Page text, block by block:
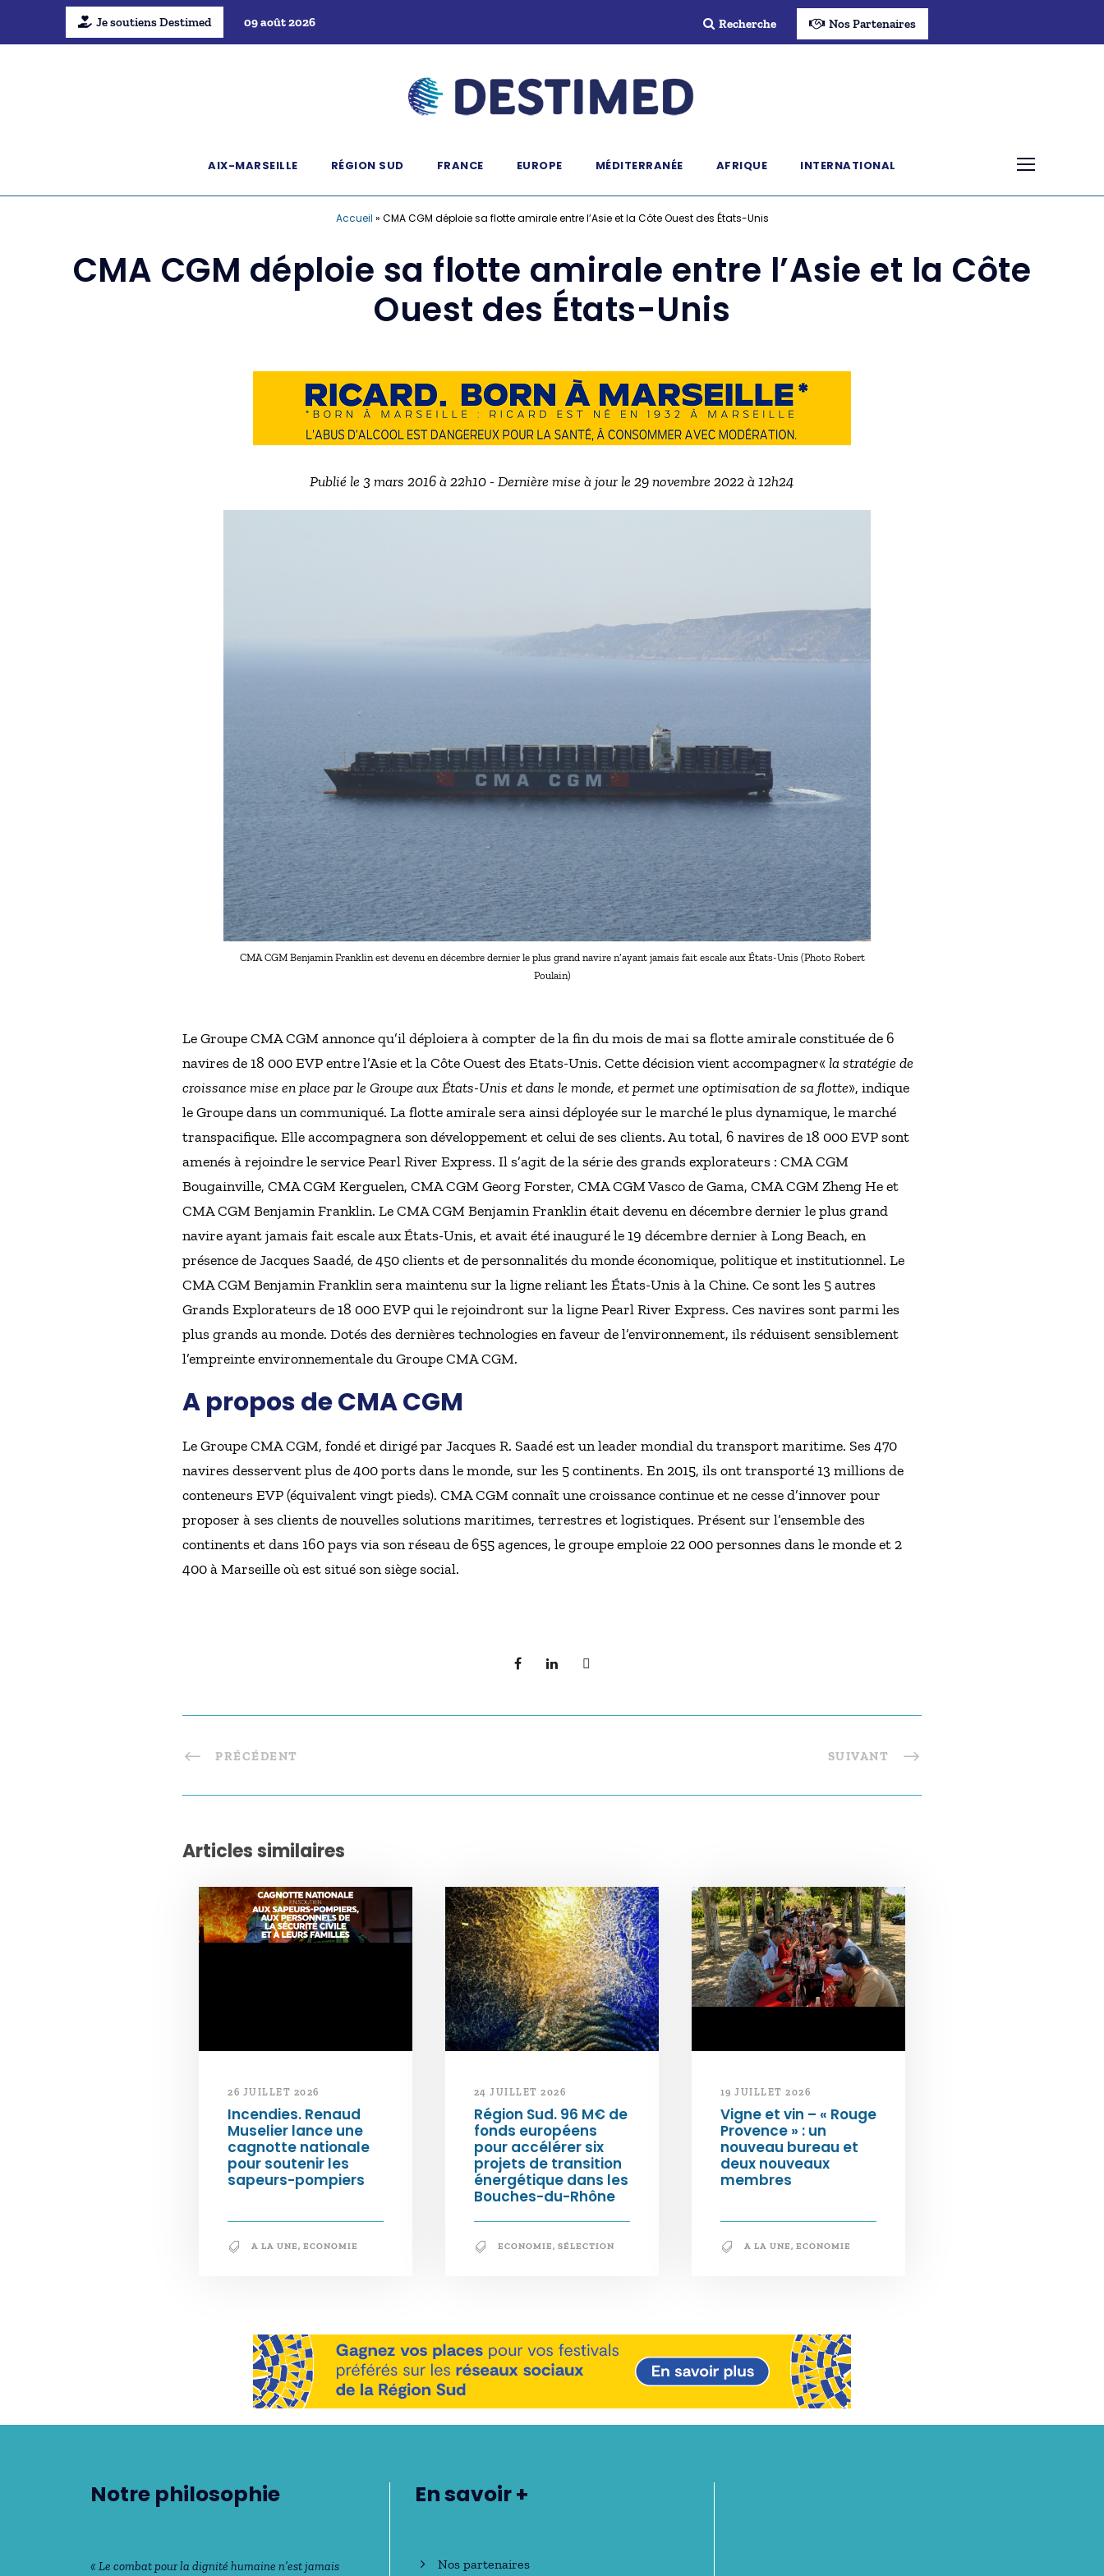
Je soutiens Destimed 09 août 2026 Recherche Nos Partenaires
AIX-MARSEILLE RÉGION SUD FRANCE EUROPE MÉDITERRANÉE AFRIQUE INTERNATIONAL
Accueil » CMA CGM déploie sa flotte amirale entre l’Asie et la Côte Ouest des États-Unis
CMA CGM déploie sa flotte amirale entre l’Asie et la Côte
Ouest des États-Unis
Publié le 3 mars 2016 à 22h10 - Dernière mise à jour le 29 novembre 2022 à 12h24
CMA CGM Benjamin Franklin est devenu en décembre dernier le plus grand navire n’ayant jamais fait escale aux États-Unis (Photo Robert
Poulain)
Le Groupe CMA CGM annonce qu’il déploiera à compter de la fin du mois de mai sa flotte amirale constituée de 6
navires de 18 000 EVP entre l’Asie et la Côte Ouest des Etats-Unis. Cette décision vient accompagner« la stratégie de
croissance mise en place par le Groupe aux États-Unis et dans le monde, et permet une optimisation de sa flotte», indique
le Groupe dans un communiqué. La flotte amirale sera ainsi déployée sur le marché le plus dynamique, le marché
transpacifique. Elle accompagnera son développement et celui de ses clients. Au total, 6 navires de 18 000 EVP sont
amenés à rejoindre le service Pearl River Express. Il s’agit de la série des grands explorateurs : CMA CGM
Bougainville, CMA CGM Kerguelen, CMA CGM Georg Forster, CMA CGM Vasco de Gama, CMA CGM Zheng He et
CMA CGM Benjamin Franklin. Le CMA CGM Benjamin Franklin était devenu en décembre dernier le plus grand
navire ayant jamais fait escale aux États-Unis, et avait été inauguré le 19 décembre dernier à Long Beach, en
présence de Jacques Saadé, de 450 clients et de personnalités du monde économique, politique et institutionnel. Le
CMA CGM Benjamin Franklin sera maintenu sur la ligne reliant les États-Unis à la Chine. Ce sont les 5 autres
Grands Explorateurs de 18 000 EVP qui le rejoindront sur la ligne Pearl River Express. Ces navires sont parmi les
plus grands au monde. Dotés des dernières technologies en faveur de l’environnement, ils réduisent sensiblement
l’empreinte environnementale du Groupe CMA CGM.
A propos de CMA CGM
Le Groupe CMA CGM, fondé et dirigé par Jacques R. Saadé est un leader mondial du transport maritime. Ses 470
navires desservent plus de 400 ports dans le monde, sur les 5 continents. En 2015, ils ont transporté 13 millions de
conteneurs EVP (équivalent vingt pieds). CMA CGM connaît une croissance continue et ne cesse d’innover pour
proposer à ses clients de nouvelles solutions maritimes, terrestres et logistiques. Présent sur l’ensemble des
continents et dans 160 pays via son réseau de 655 agences, le groupe emploie 22 000 personnes dans le monde et 2
400 à Marseille où est situé son siège social.
PRÉCÉDENT SUIVANT
Articles similaires
26 JUILLET 2026
Incendies. Renaud
Muselier lance une
cagnotte nationale
pour soutenir les
sapeurs-pompiers
A LA UNE, ECONOMIE
24 JUILLET 2026
Région Sud. 96 M€ de
fonds européens
pour accélérer six
projets de transition
énergétique dans les
Bouches-du-Rhône
ECONOMIE, SÉLECTION
19 JUILLET 2026
Vigne et vin – « Rouge
Provence » : un
nouveau bureau et
deux nouveaux
membres
A LA UNE, ECONOMIE
Notre philosophie
« Le combat pour la dignité humaine n’est jamais
En savoir +
Nos partenaires